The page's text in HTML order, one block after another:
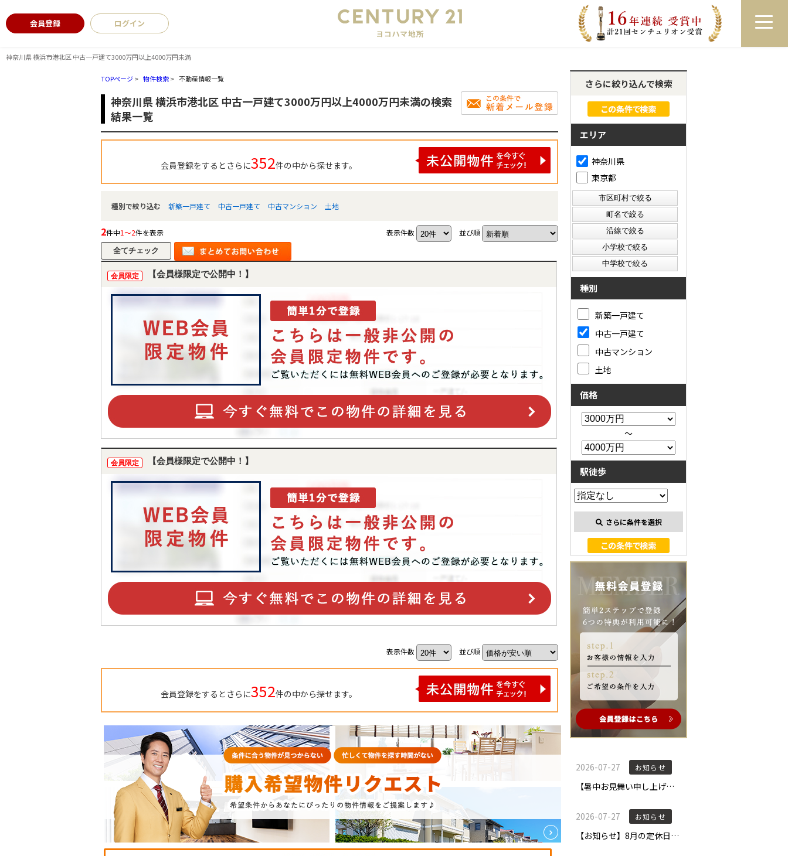
神奈川県 横浜市港北区 中古一戸建て3000万円以上4000万円未満
会員登録 ログイン ログイン 来店予約 LINEで相談
TOPページ> 物件検索> 不動産情報一覧
神奈川県 横浜市港北区 中古一戸建て3000万円以上4000万円未満の検索
結果一覧
会員登録をするとさらに352件の中から探せます。
種別で絞り込む 新築一戸建て 中古一戸建て 中古マンション 土地
2件中1～2件を表示 表示件数 並び順
会員限定 【会員様限定で公開中！】
会員限定 【会員様限定で公開中！】
表示件数 並び順
会員登録をするとさらに352件の中から探せます。
さらに絞り込んで検索
エリア
神奈川県
東京都
種別
新築一戸建て
中古一戸建て
中古マンション
土地
価格
～
駅徒歩
さらに条件を選択